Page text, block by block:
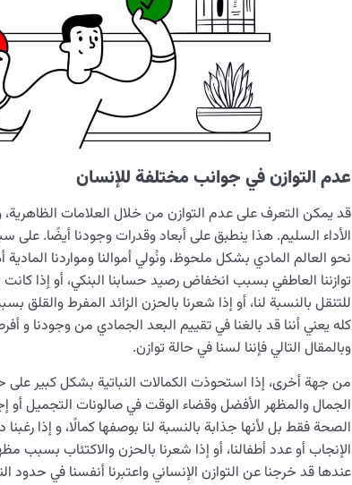
عدم التوازن في جوانب مختلفة للإنسان
قد يمكن التعرف على عدم التوازن من خلال العلامات
الأداء السليم. هذا ينطبق على أبعاد وقدرات وجودنا أيضًا. على
نحو العالم المادي بشكل ملحوظ، ونُولي أموالنا ومواردنا المادية
توازننا العاطفي بسبب انخفاض رصيد حسابنا البنكي، أو إذا
للتنقل بالنسبة لنا، أو إذا شعرنا بالحزن الزائد المفرط
كله يعني أننا قد بالغنا في تقييم البعد الجمادي من وجودنا و
وبالمقال التالي فإننا لسنا في حالة توازن.
من جهة أخرى، إذا استحوذت الكمالات النباتية بشكل كبير على
الجمال والمظهر الأفضل وقضاء الوقت في صالونات التجميل أو
الصحة فقط بل لأنها جذابة بالنسبة لنا بوصفها كمالًا، و إذا
الإنجاب أو عدد أطفالنا، أو إذا شعرنا بالحزن والاكتئاب بسبب
عندها قد خرجنا عن التوازن الإنساني واعتبرنا أنفسنا في حدود